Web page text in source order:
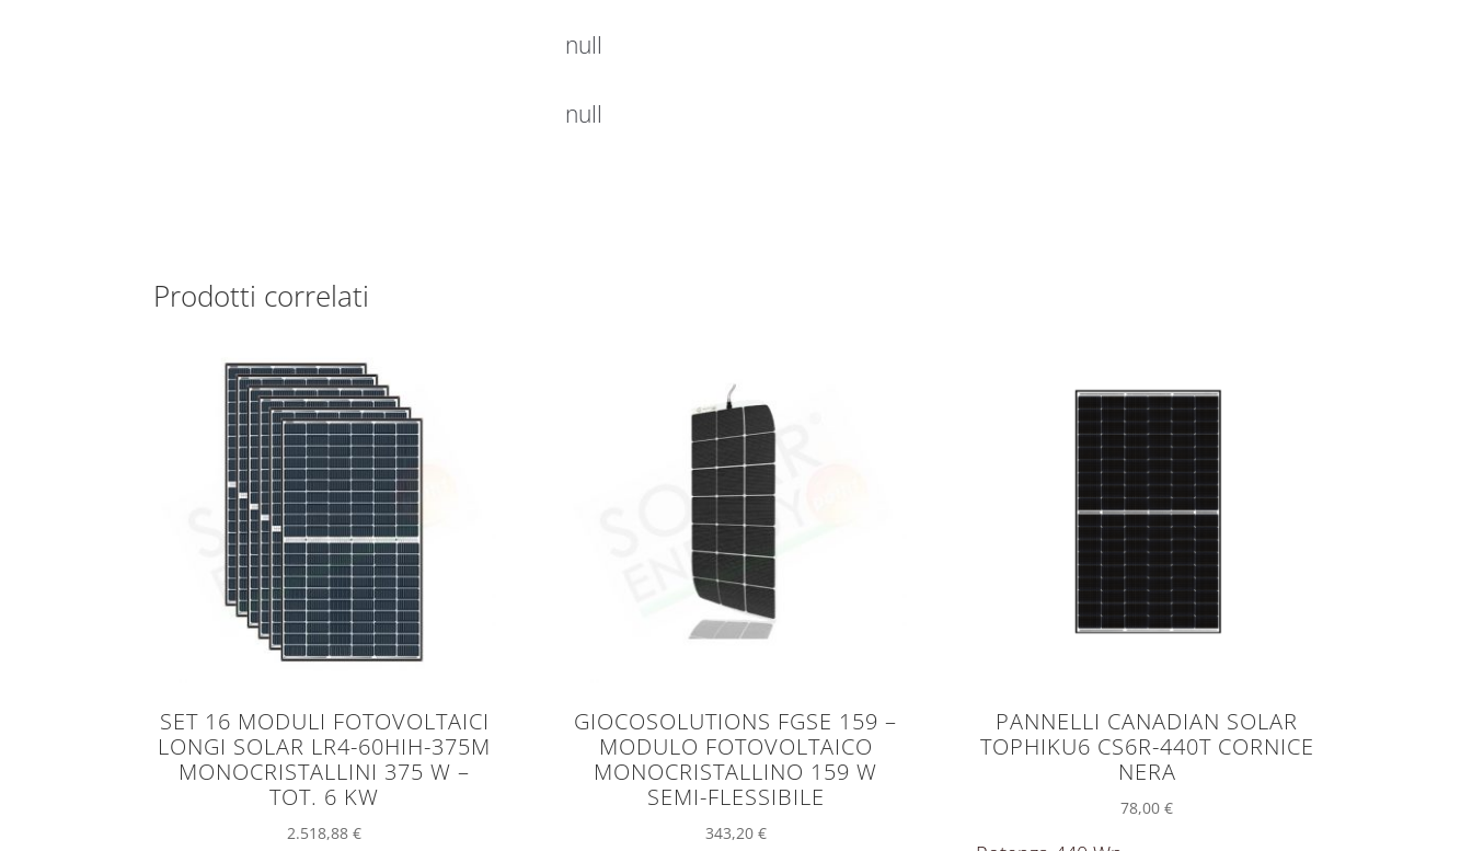
null
null
Prodotti correlati
SET 16 MODULI FOTOVOLTAICI
LONGI SOLAR LR4-60HIH-375M
MONOCRISTALLINI 375 W –
TOT. 6 KW
2.518,88€
GIOCOSOLUTIONS FGSE 159 –
MODULO FOTOVOLTAICO
MONOCRISTALLINO 159 W
SEMI-FLESSIBILE
343,20 €
PANNELLI CANADIAN SOLAR
TOPHIKU6 CS6R-440T CORNICE
NERA
78,00€